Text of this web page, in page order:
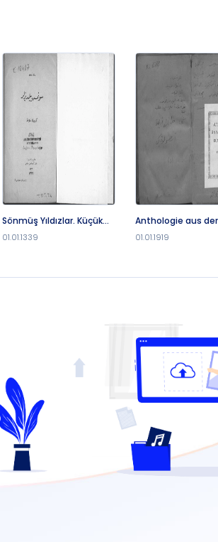
Sönmüş Yıldızlar. Küçük
01.01.1339
Anthologie aus der
literatur
01.01.1919